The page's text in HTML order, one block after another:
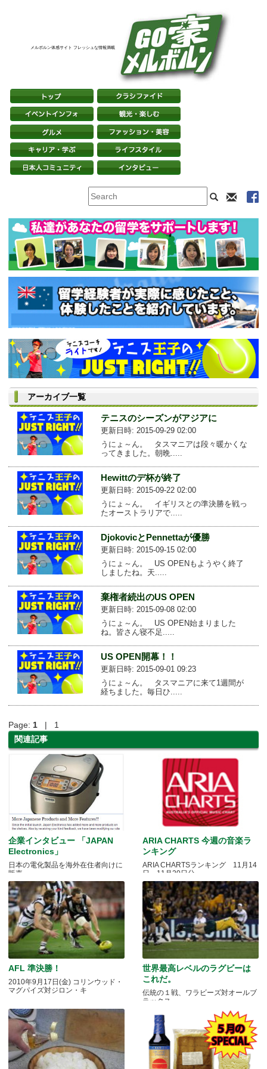
メルボルン体感サイト フレッシュな情報満載
アーカイブ一覧
テニスのシーズンがアジアに
更新日時: 2015-09-29 02:00
うにょ～ん。 タスマニアは段々暖かくな
ってきました。朝晩.....
Hewittのデ杯が終了
更新日時: 2015-09-22 02:00
うにょ～ん。 イギリスとの準決勝を戦っ
たオーストラリアで.....
DjokovicとPennettaが優勝
更新日時: 2015-09-15 02:00
うにょ～ん。 US OPENもようやく終了
しましたね。天.....
棄権者続出のUS OPEN
更新日時: 2015-09-08 02:00
うにょ～ん。 US OPEN始まりました
ね。皆さん寝不足.....
US OPEN開幕！！
更新日時: 2015-09-01 09:23
うにょ～ん。 タスマニアに来て1週間が
経ちました。毎日ひ.....
Page: 1 | 1
関連記事
企業インタビュー 「JAPAN
Electronics」
日本の電化製品を海外在住者向けに
販売
ARIA CHARTS 今週の音楽ラ
ンキング
ARIA CHARTSランキング 11月14
日～11月20日分
AFL 準決勝！
2010年9月17日(金) コリンウッド・
マグパイズ対ジロン・キ
世界最高レベルのラグビーは
これだ。
伝統の１戦、ワラビーズ対オールブ
ラックス